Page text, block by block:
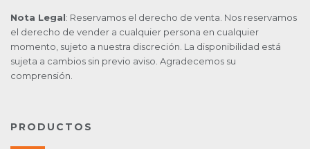
Nota Legal: Reservamos el derecho de venta. Nos reservamos
el derecho de vender a cualquier persona en cualquier
momento, sujeto a nuestra discreción. La disponibilidad está
sujeta a cambios sin previo aviso. Agradecemos su
comprensión.
PRODUCTOS